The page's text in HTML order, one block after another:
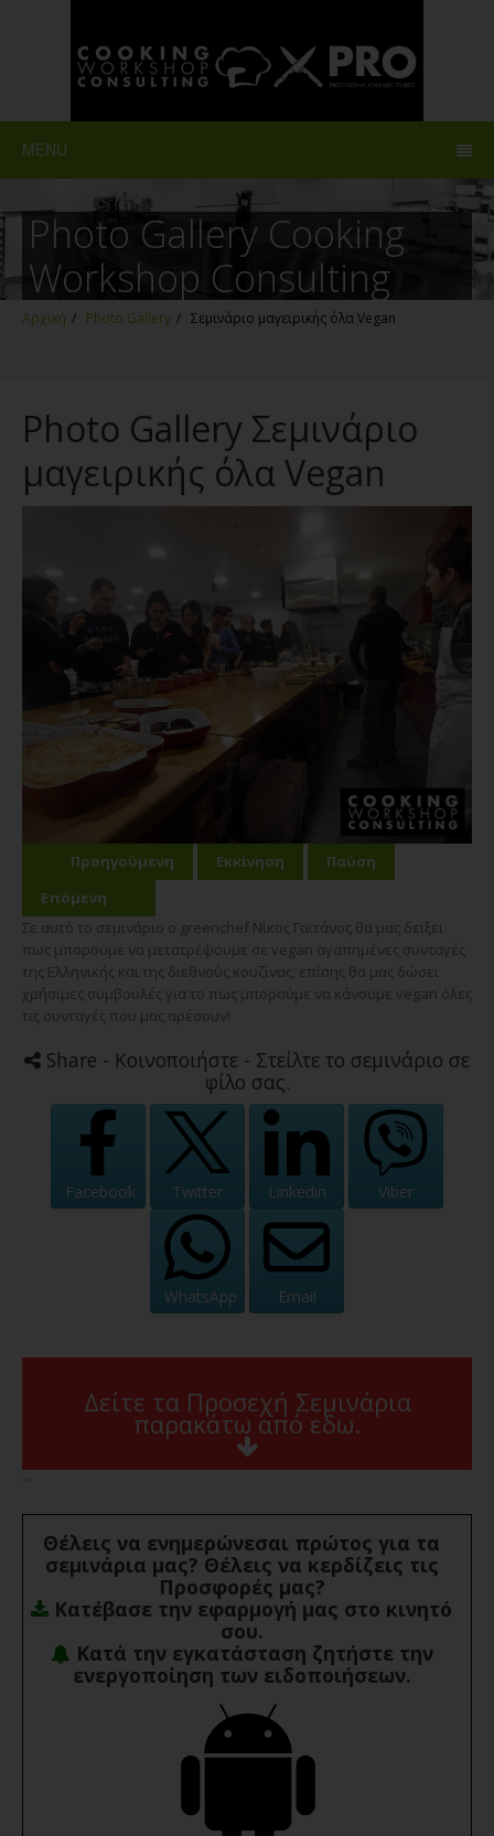
MENU
Photo Gallery Cooking
Workshop Consulting
Αρχική / Photo Gallery / Σεμινάριο μαγειρικής όλα Vegan
Photo Gallery Σεμινάριο
μαγειρικής όλα Vegan
Προηγούμενη Εκκίνηση
Παύση
Επόμενη
Σε αυτό το σεμινάριο ο greenchef Νίκος Γαϊτάνος θα μας δειξει
πως μπορούμε να μετατρέψουμε σε vegan αγαπημένες συνταγές
της Ελληνικής και της διεθνούς κουζίνας, επίσης θα μας δώσει
χρήσιμες συμβουλές για το πως μπορούμε να κάνουμε vegan όλες
τις συνταγές που μας αρέσουν!
Share - Κοινοποιήστε - Στείλτε το σεμινάριο σε
φίλο σας.
Facebook Twitter Linkedin Viber
WhatsApp Email
Δείτε τα Προσεχή Σεμινάρια
παρακάτω από εδω.
Θέλεις να ενημερώνεσαι πρώτος για τα
σεμινάρια μας? Θέλεις να κερδίζεις τις
Προσφορές μας?
Κατέβασε την εφαρμογή μας στο κινητό
σου.
Κατά την εγκατάσταση ζητήστε την
ενεργοποίηση των ειδοποιήσεων.